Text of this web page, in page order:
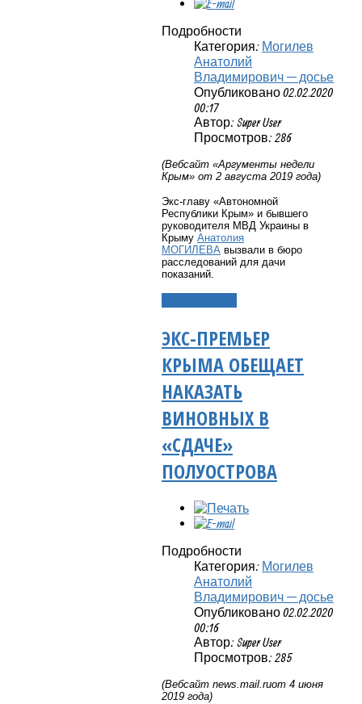
Подробности
Категория: Могилев
Анатолий
Владимирович — досье
Опубликовано 02.02.2020
00:17
Автор: Super User
Просмотров: 286
(Вебсайт «Аргументы недели
Крым» от 2 августа 2019 года)
Экс-главу «Автономной
Республики Крым» и бывшего
руководителя МВД Украины в
Крыму Анатолия
МОГИЛЕВА вызвали в бюро
расследований для дачи
показаний.
ЭКС-ПРЕМЬЕР
КРЫМА ОБЕЩАЕТ
НАКАЗАТЬ
ВИНОВНЫХ В
«СДАЧЕ»
ПОЛУОСТРОВА
Подробности
Категория: Могилев
Анатолий
Владимирович — досье
Опубликовано 02.02.2020
00:16
Автор: Super User
Просмотров: 285
(Вебсайт news.mail.ruот 4 июня
2019 года)